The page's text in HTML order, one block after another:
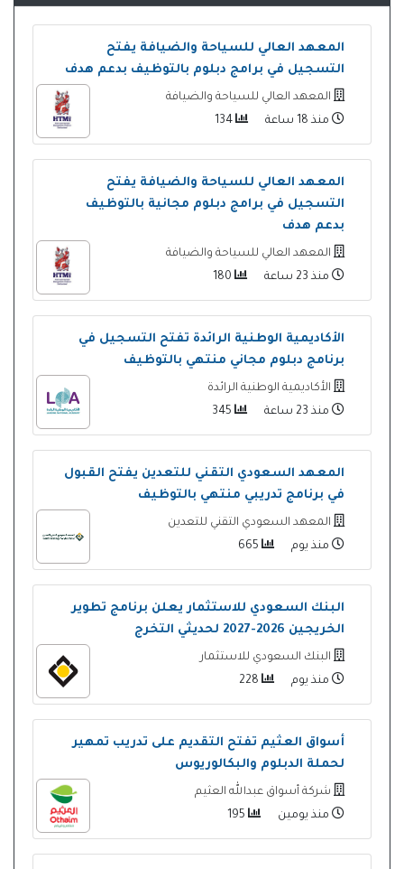
المعهد العالي للسياحة والضيافة يفتح
التسجيل في برامج دبلوم بالتوظيف بدعم هدف
المعهد العالي للسياحة والضيافة
منذ 18 ساعة
المعهد العالي للسياحة والضيافة يفتح
التسجيل في برامج دبلوم مجانية بالتوظيف
بدعم هدف
المعهد العالي للسياحة والضيافة
منذ 23 ساعة
الأكاديمية الوطنية الرائدة تفتح التسجيل في
برنامج دبلوم مجاني منتهي بالتوظيف
الأكاديمية الوطنية الرائدة
منذ 23 ساعة
المعهد السعودي التقني للتعدين يفتح القبول
في برنامج تدريبي منتهي بالتوظيف
المعهد السعودي التقني للتعدين
منذ يوم
البنك السعودي للاستثمار يعلن برنامج تطوير
الخريجين 2026-2027 لحديثي التخرج
البنك السعودي للاستثمار
منذ يوم
أسواق العثيم تفتح التقديم على تدريب تمهير
لحملة الدبلوم والبكالوريوس
شركة أسواق عبدالله العثيم
منذ يومين